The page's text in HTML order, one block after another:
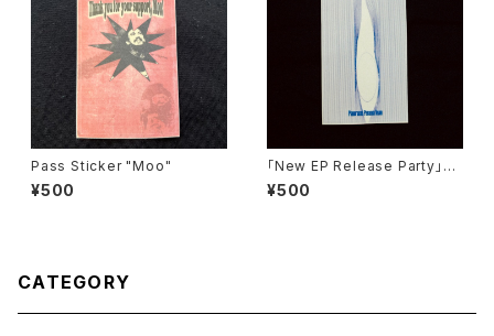
Pass Sticker "Moo"
¥500
「New EP Release Party」Pa
ss Sticker (無記入ver)
¥500
CATEGORY